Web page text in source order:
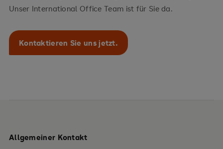
Unser International Office Team ist für Sie da.
Kontaktieren Sie uns jetzt.
Allgemeiner Kontakt